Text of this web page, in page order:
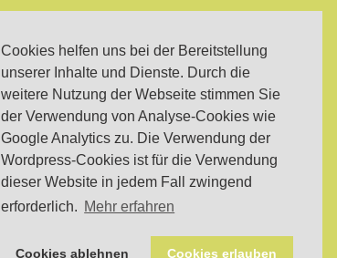
Cookies helfen uns bei der Bereitstellung
unserer Inhalte und Dienste. Durch die
weitere Nutzung der Webseite stimmen Sie
der Verwendung von Analyse-Cookies wie
Google Analytics zu. Die Verwendung der
Wordpress-Cookies ist für die Verwendung
dieser Website in jedem Fall zwingend
erforderlich. Mehr erfahren
Cookies ablehnen Cookies erlauben
LINKS:
IMPRESSUM
DATENSCHUTZ
ÜBER UNS